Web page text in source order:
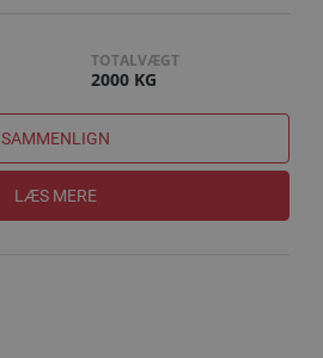
TOTALVÆGT
2000 KG
SAMMENLIGN
LÆS MERE